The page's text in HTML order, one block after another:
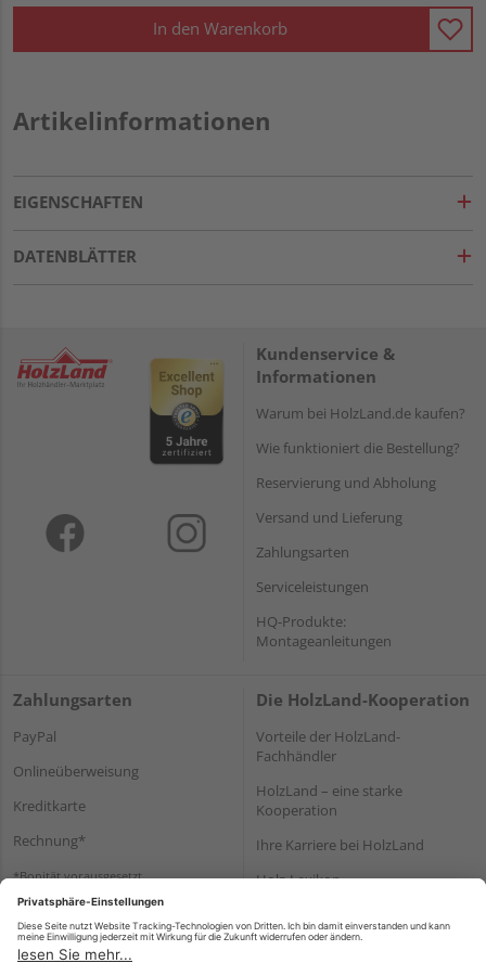
In den Warenkorb
Artikelinformationen
EIGENSCHAFTEN
DATENBLÄTTER
Kundenservice &
Informationen
Warum bei HolzLand.de kaufen?
Wie funktioniert die Bestellung?
Reservierung und Abholung
Versand und Lieferung
Zahlungsarten
Serviceleistungen
HQ-Produkte:
Montageanleitungen
Zahlungsarten
PayPal
Onlineüberweisung
Kreditkarte
Rechnung*
*Bonität vorausgesetzt
Die HolzLand-Kooperation
Vorteile der HolzLand-
Fachhändler
HolzLand – eine starke
Kooperation
Ihre Karriere bei HolzLand
Holz-Lexikon